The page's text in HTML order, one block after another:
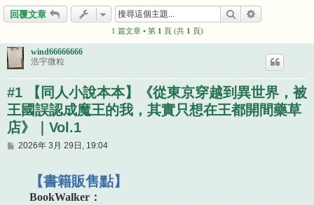
回覆文章 搜尋
1 篇文章 • 第 1 頁 (共 1 頁)
wind66666666
浩宇微粒
#1 【同人小說本本】《從東京穿越到異世界，被
王國誤認成魔王的我，其實只想在王都開間藥草
店》｜Vol.1
文
2026年 3月 29日, 19:04
【書籍販售點】
BookWalker：